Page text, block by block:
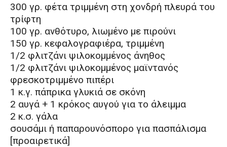
300 γρ. φέτα τριμμένη στη χονδρή πλευρά του
τρίφτη
100 γρ. ανθότυρο, λιωμένο με πιρούνι
150 γρ. κεφαλογραφιέρα, τριμμένη
1/2 φλιτζάνι ψιλοκομμένος άνηθος
1/2 φλιτζάνι ψιλοκομμένος μαϊντανός
φρεσκοτριμμένο πιπέρι
1 κ.γ. πάπρικα γλυκιά σε σκόνη
2 αυγά + 1 κρόκος αυγού για το άλειμμα
2 κ.σ. γάλα
σουσάμι ή παπαρουνόσπορο για πασπάλισμα
[προαιρετικά]